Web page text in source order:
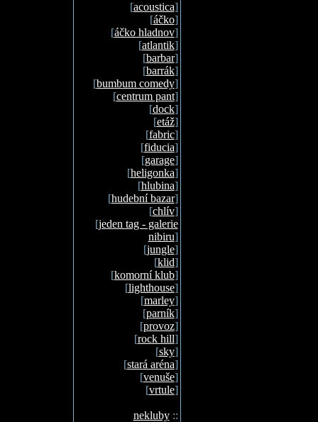
[acoustica]
[áčko]
[áčko hladnov]
[atlantik]
[barbar]
[barrák]
[bumbum comedy]
[centrum pant]
[dock]
[etáž]
[fabric]
[fiducia]
[garage]
[heligonka]
[hlubina]
[hudební bazar]
[chlív]
[jeden tag - galerie
nibiru]
[jungle]
[klid]
[komorní klub]
[lighthouse]
[marley]
[parník]
[provoz]
[rock hill]
[sky]
[stará aréna]
[venuše]
[vrtule]
nekluby::